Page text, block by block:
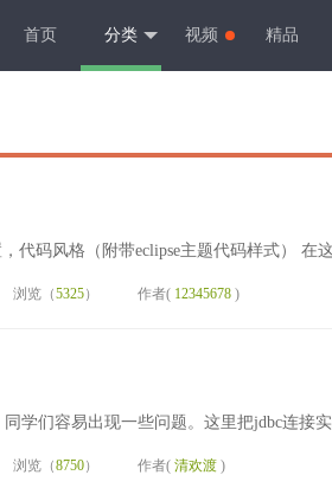
首页 分类 视频 精品
代码风格（附带eclipse主题代码样式） 在
浏览（5325） 作者( 12345678 )
学们容易出现一些问题。这里把jdbc连接
浏览（8750） 作者( 清欢渡 )